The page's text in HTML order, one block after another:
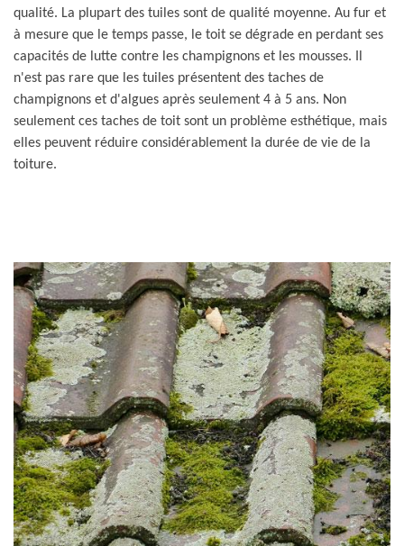
qualité. La plupart des tuiles sont de qualité moyenne. Au fur et
à mesure que le temps passe, le toit se dégrade en perdant ses
capacités de lutte contre les champignons et les mousses. Il
n'est pas rare que les tuiles présentent des taches de
champignons et d'algues après seulement 4 à 5 ans. Non
seulement ces taches de toit sont un problème esthétique, mais
elles peuvent réduire considérablement la durée de vie de la
toiture.